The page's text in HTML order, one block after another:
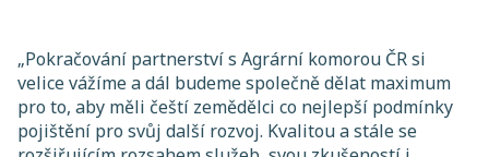
„Pokračování partnerství s Agrární komorou ČR si
velice vážíme a dál budeme společně dělat maximum
pro to, aby měli čeští zemědělci co nejlepší podmínky
pojištění pro svůj další rozvoj. Kvalitou a stále se